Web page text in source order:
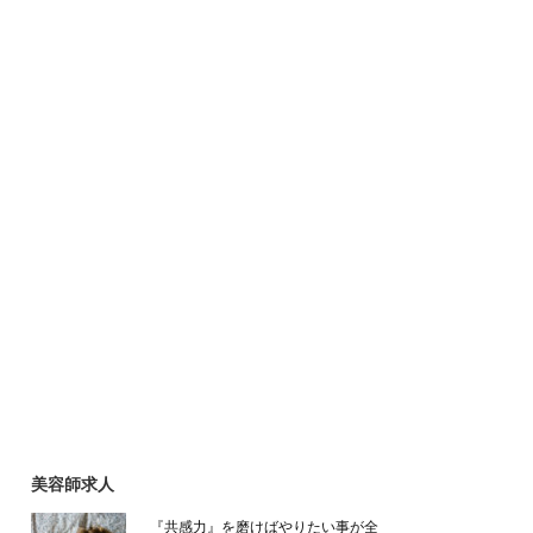
美容師求人
『共感力』を磨けばやりたい事が全